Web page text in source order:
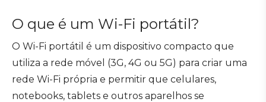
O que é um Wi-Fi portátil?
O Wi-Fi portátil é um dispositivo compacto que
utiliza a rede móvel (3G, 4G ou 5G) para criar uma
rede Wi-Fi própria e permitir que celulares,
notebooks, tablets e outros aparelhos se